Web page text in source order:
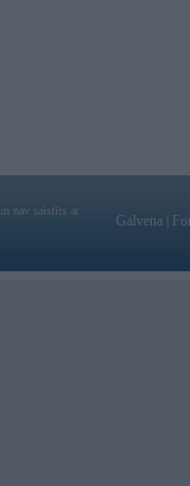
nav saistīts ar
Galvena